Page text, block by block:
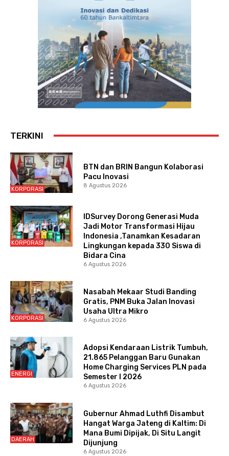
TERKINI
KORPORASI
BTN dan BRIN Bangun Kolaborasi
Pacu Inovasi
8 Agustus 2026
KORPORASI
IDSurvey Dorong Generasi Muda
Jadi Motor Transformasi Hijau
Indonesia ,Tanamkan Kesadaran
Lingkungan kepada 330 Siswa di
Bidara Cina
6 Agustus 2026
KORPORASI
Nasabah Mekaar Studi Banding
Gratis, PNM Buka Jalan Inovasi
Usaha Ultra Mikro
6 Agustus 2026
ENERGI
Adopsi Kendaraan Listrik Tumbuh,
21.865 Pelanggan Baru Gunakan
Home Charging Services PLN pada
Semester I 2026
6 Agustus 2026
DAERAH
Gubernur Ahmad Luthfi Disambut
Hangat Warga Jateng di Kaltim: Di
Mana Bumi Dipijak, Di Situ Langit
Dijunjung
6 Agustus 2026